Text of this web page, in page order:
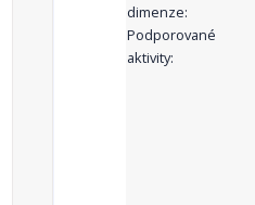
dimenze:
Podporované
aktivity: